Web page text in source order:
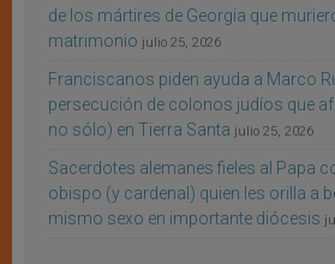
de los mártires de Georgia que
matrimonio julio 25, 2026
Franciscanos piden ayuda a Marco
persecución de colonos judíos que
no sólo) en Tierra Santa julio 25, 2026
Sacerdotes alemanes fieles al Papa
obispo (y cardenal) quien les orilla a
mismo sexo en importante diócesis